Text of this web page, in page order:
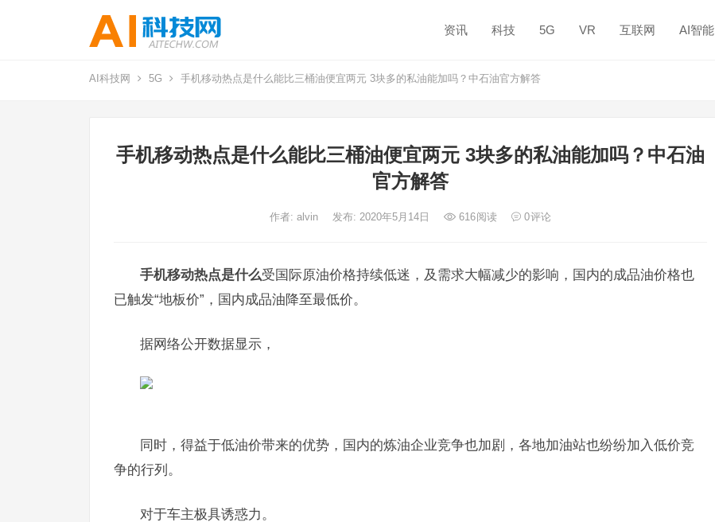
资讯 科技 5G VR 互联网 AI智能
AI科技网 5G 手机移动热点是什么能比三桶油便宜两元 3块多的私油能加吗？中石油官方解答
手机移动热点是什么能比三桶油便宜两元 3块多的私油能加吗？中石油
官方解答
作者: alvin 发布: 2020年5月14日 616阅读 0评论
手机移动热点是什么受国际原油价格持续低迷，及需求大幅减少的影响，国内的成品油价格也
已触发“地板价”，国内成品油降至最低价。
据网络公开数据显示，
同时，得益于低油价带来的优势，国内的炼油企业竞争也加剧，各地加油站也纷纷加入低价竞
争的行列。
对于车主极具诱惑力。